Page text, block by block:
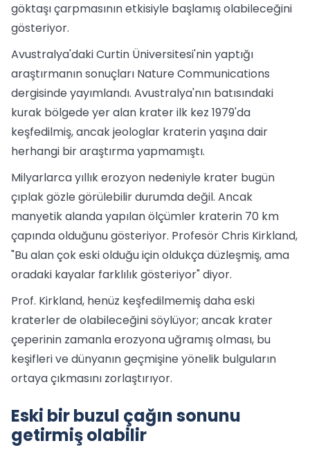
göktaşı çarpmasının etkisiyle başlamış olabileceğini
gösteriyor.
Avustralya'daki Curtin Üniversitesi'nin yaptığı
araştırmanın sonuçları Nature Communications
dergisinde yayımlandı. Avustralya'nın batısındaki
kurak bölgede yer alan krater ilk kez 1979'da
keşfedilmiş, ancak jeologlar kraterin yaşına dair
herhangi bir araştırma yapmamıştı.
Milyarlarca yıllık erozyon nedeniyle krater bugün
çıplak gözle görülebilir durumda değil. Ancak
manyetik alanda yapılan ölçümler kraterin 70 km
çapında olduğunu gösteriyor. Profesör Chris Kirkland,
"Bu alan çok eski olduğu için oldukça düzleşmiş, ama
oradaki kayalar farklılık gösteriyor" diyor.
Prof. Kirkland, henüz keşfedilmemiş daha eski
kraterler de olabileceğini söylüyor; ancak krater
çeperinin zamanla erozyona uğramış olması, bu
keşifleri ve dünyanın geçmişine yönelik bulguların
ortaya çıkmasını zorlaştırıyor.
Eski bir buzul çağın sonunu
getirmiş olabilir